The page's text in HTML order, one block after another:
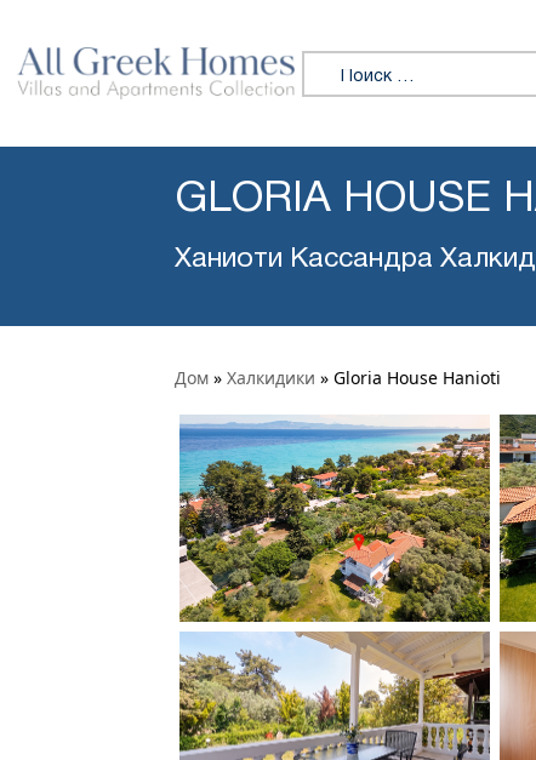
Искать:
GLORIA HOUSE
Ханиоти Кассандра
Дом » Халкидики » Gloria House Hanioti